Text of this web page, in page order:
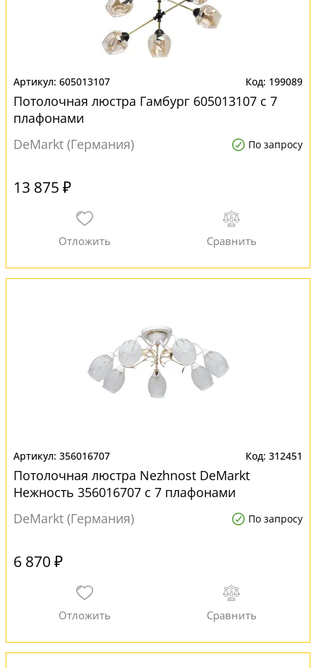
605013107 199089
Потолочная люстра Гамбург 605013107 с 7
плафонами
DeMarkt (Германия)
По запросу
13 875 ₽
356016707 312451
Потолочная люстра Nezhnost DeMarkt
Нежность 356016707 с 7 плафонами
DeMarkt (Германия)
По запросу
6 870 ₽